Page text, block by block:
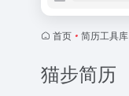
首页 • 简历工具库
猫步简历